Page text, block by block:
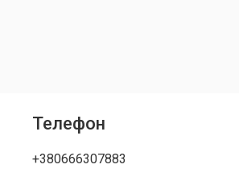
Телефон
+380666307883